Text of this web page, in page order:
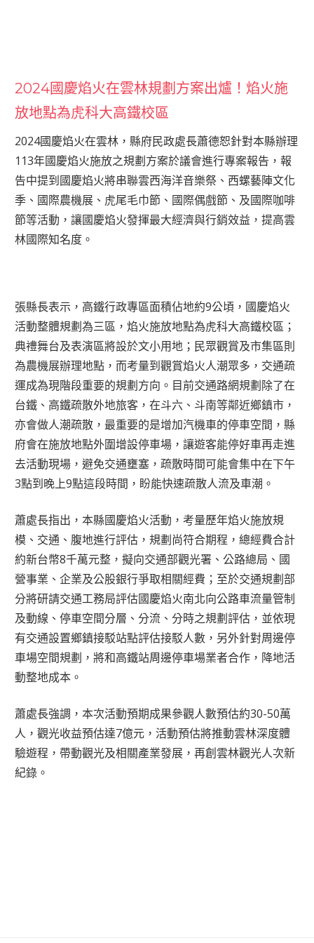
2024國慶焰火在雲林規劃方案出爐！焰火施
放地點為虎科大高鐵校區
2024國慶焰火在雲林，縣府民政處長蕭德恕針對本縣辦理
113年國慶焰火施放之規劃方案於議會進行專案報告，報
告中提到國慶焰火將串聯雲西海洋音樂祭、西螺藝陣文化
季、國際農機展、虎尾毛巾節、國際偶戲節、及國際咖啡
節等活動，讓國慶焰火發揮最大經濟與行銷效益，提高雲
林國際知名度。
張縣長表示，高鐵行政專區面積佔地約9公頃，國慶焰火
活動整體規劃為三區，焰火施放地點為虎科大高鐵校區；
典禮舞台及表演區將設於文小用地；民眾觀賞及市集區則
為農機展辦理地點，而考量到觀賞焰火人潮眾多，交通疏
運成為現階段重要的規劃方向。目前交通路網規劃除了在
台鐵、高鐵疏散外地旅客，在斗六、斗南等鄰近鄉鎮市，
亦會做人潮疏散，最重要的是增加汽機車的停車空間，縣
府會在施放地點外圍增設停車場，讓遊客能停好車再走進
去活動現場，避免交通壅塞，疏散時間可能會集中在下午
3點到晚上9點這段時間，盼能快速疏散人流及車潮。
蕭處長指出，本縣國慶焰火活動，考量歷年焰火施放規
模、交通、腹地進行評估，規劃尚符合期程，總經費合計
約新台幣8千萬元整，擬向交通部觀光署、公路總局、國
營事業、企業及公股銀行爭取相關經費；至於交通規劃部
分將研請交通工務局評估國慶焰火南北向公路車流量管制
及動線、停車空間分層、分流、分時之規劃評估，並依現
有交通設置鄉鎮接駁站點評估接駁人數，另外針對周邊停
車場空間規劃，將和高鐵站周邊停車場業者合作，降地活
動整地成本。
蕭處長強調，本次活動預期成果參觀人數預估約30-50萬
人，觀光收益預估達7億元，活動預估將推動雲林深度體
驗遊程，帶動觀光及相關產業發展，再創雲林觀光人次新
紀錄。